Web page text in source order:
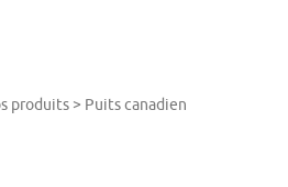
produits > Puits canadien